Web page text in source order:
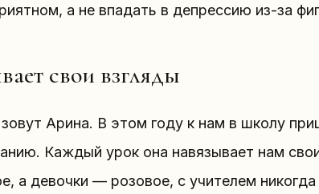
а не впадать в депрессию из-за
свои взгляды
Арина. В этом году к нам в школу
Каждый урок она навязывает нам
а девочки — розовое, с учителем никогда